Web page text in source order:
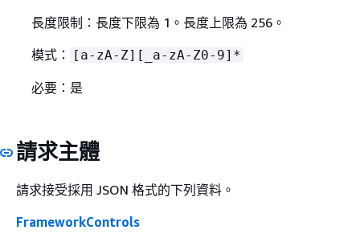
長度限制：長度下限為 1。長度上限為 256。
模式：
[a-zA-Z][_a-zA-Z0-9]*
必要：是
請求主體
請求接受採用 JSON 格式的下列資料。
FrameworkControls